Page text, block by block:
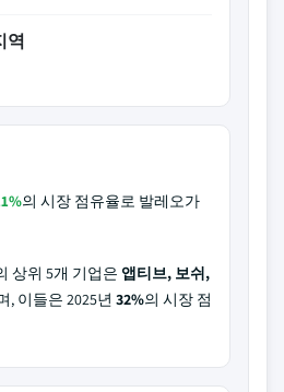
역
의 시장 점유율로 발레오가
상위 5개 기업은 앱티브, 보쉬,
, 이들은 2025년 32%의 시장 점